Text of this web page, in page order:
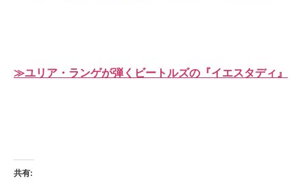
≫ユリア・ランゲが弾くビートルズの『イエスタディ』
共有: